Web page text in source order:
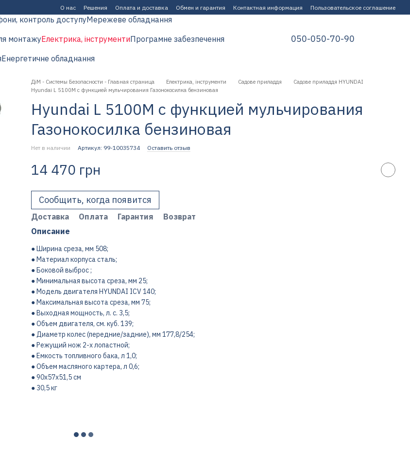
О нас Решения Оплата и доставка Обмен и гарантия Контактная информация Пользовательское соглашение
контроль доступуМережеве обладнання
монтажуЕлектрика, інструментиПрограмне забезпечення
Енергетичне обладнання
050-050-70-90
ДіМ - Системы Безопасности - Главная страница Електрика, інструменти Садове приладдя
Садове приладдя HYUNDAI
Hyundai L 5100M с функцией мульчирования Газонокосилка бензиновая
Hyundai L 5100M с функцией мульчирования
Газонокосилка бензиновая
Нет в наличии Артикул: 99-10035734 Оставить отзыв
14 470 грн
Сообщить, когда появится
Доставка Оплата Гарантия
Возврат
Описание
● Ширина среза, мм 508;
● Материал корпуса сталь;
● Боковой выброс ;
● Минимальная высота среза, мм 25;
● Модель двигателя HYUNDAI IСV 140;
● Максимальная высота среза, мм 75;
● Выходная мощность, л. с. 3,5;
● Объем двигателя, см. куб. 139;
● Диаметр колес (передние/задние), мм 177,8/254;
● Режущий нож 2-х лопастной;
● Емкость топливного бака, л 1,0;
● Объем масляного картера, л 0,6;
● 90х57х51,5 см
● 30,5 кг